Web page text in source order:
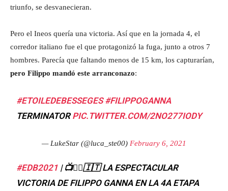
triunfo, se desvanecieran.
Pero el Ineos quería una victoria. Así que en la jornada 4, el
corredor italiano fue el que protagonizó la fuga, junto a otros 7
hombres. Parecía que faltando menos de 15 km, los capturarían,
pero Filippo mandó este arranconazo:
#ETOILEDEBESSEGES #FILIPPOGANNA
TERMINATORPIC.TWITTER.COM/2NO277IODY
— LukeStar (@luca_ste00) February 6, 2021
#EDB2021 | 📺🚴‍♂️🇮🇹 LA ESPECTACULAR
VICTORIA DE FILIPPO GANNA EN LA 4A ETAPA